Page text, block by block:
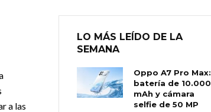
a las
LO MÁS LEÍDO DE LA
SEMANA
Oppo A7 Pro Max:
batería de 10.000
mAh y cámara
selfie de 50 MP